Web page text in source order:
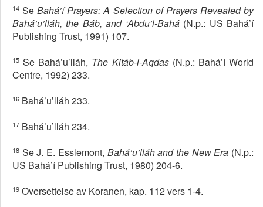
14 SeBahá’í Prayers: A Selection of Prayers Revealed by
Bahá’u’lláh, the Báb, and ‘Abdu’l-Bahá(N.p.: US Bahá’í
Publishing Trust, 1991) 107.
15 Se Bahá’u’lláh, The Kitáb-i-Aqdas(N.p.: Bahá’í World
Centre, 1992) 233.
16 Bahá’u’lláh 233.
17 Bahá’u’lláh 234.
18 Se J. E. Esslemont, Bahá’u’lláh and the New Era (N.p.:
US Bahá’í Publishing Trust, 1980) 204-6.
19 Oversettelse av Koranen, kap. 112 vers 1-4.